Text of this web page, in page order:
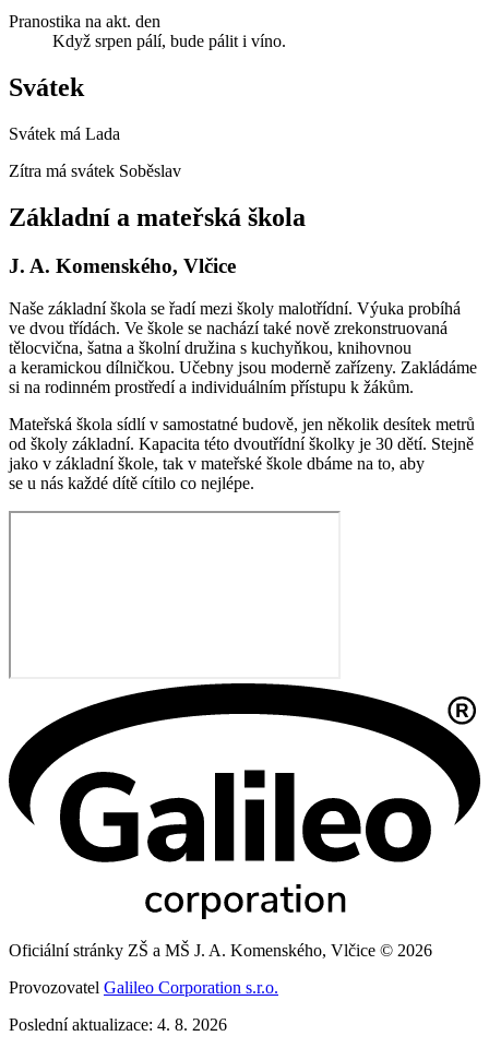
Pranostika na akt. den
Když srpen pálí, bude pálit i víno.
Svátek
Svátek má Lada
Zítra má svátek Soběslav
Základní a mateřská škola
J. A. Komenského, Vlčice
Naše základní škola se řadí mezi školy malotřídní. Výuka probíhá
ve dvou třídách. Ve škole se nachází také nově zrekonstruovaná
tělocvična, šatna a školní družina s kuchyňkou, knihovnou
a keramickou dílničkou. Učebny jsou moderně zařízeny. Zakládáme
si na rodinném prostředí a individuálním přístupu k žákům.
Mateřská škola sídlí v samostatné budově, jen několik desítek metrů
od školy základní. Kapacita této dvoutřídní školky je 30 dětí. Stejně
jako v základní škole, tak v mateřské škole dbáme na to, aby
se u nás každé dítě cítilo co nejlépe.
Oficiální stránky ZŠ a MŠ J. A. Komenského, Vlčice © 2026
Provozovatel Galileo Corporation s.r.o.
Poslední aktualizace: 4. 8. 2026